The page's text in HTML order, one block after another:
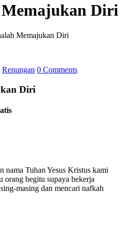
Memajukan Diri
Memajukan Diri
Renungan 0 Comments
Diri
nama Tuhan Yesus Kristus kami
orang begitu supaya bekerja
masing dan mencari nafkah